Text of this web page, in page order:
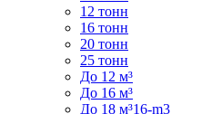
12 тонн
16 тонн
20 тонн
25 тонн
До 12 м³
До 16 м³
До 18 м³16-m3